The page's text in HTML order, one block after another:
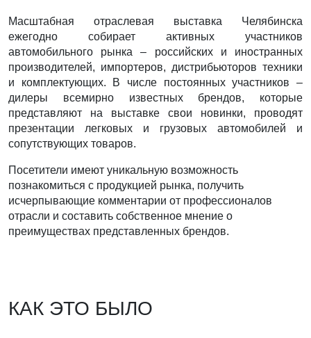
Масштабная отраслевая выставка Челябинска
ежегодно собирает активных участников
автомобильного рынка – российских и иностранных
производителей, импортеров, дистрибьюторов техники
и комплектующих. В числе постоянных участников –
дилеры всемирно известных брендов, которые
представляют на выставке свои новинки, проводят
презентации легковых и грузовых автомобилей и
сопутствующих товаров.
Посетители имеют уникальную возможность
познакомиться с продукцией рынка, получить
исчерпывающие комментарии от профессионалов
отрасли и составить собственное мнение о
преимуществах представленных брендов.
КАК ЭТО БЫЛО